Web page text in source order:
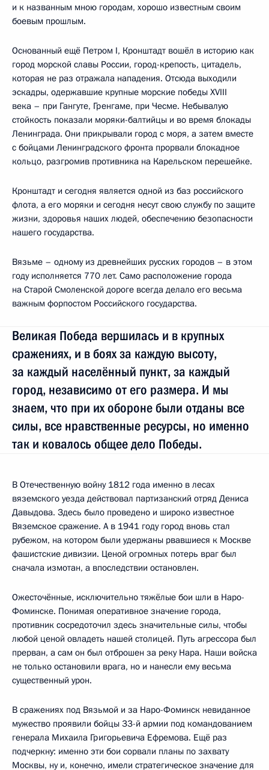
и к названным мною городам, хорошо известным своим
боевым прошлым.
Основанный ещё Петром I, Кронштадт вошёл в историю как
город морской славы России, город-крепость, цитадель,
которая не раз отражала нападения. Отсюда выходили
эскадры, одержавшие крупные морские победы XVIII
века – при Гангуте, Гренгаме, при Чесме. Небывалую
стойкость показали моряки-балтийцы и во время блокады
Ленинграда. Они прикрывали город с моря, а затем вместе
с бойцами Ленинградского фронта прорвали блокадное
кольцо, разгромив противника на Карельском перешейке.
Кронштадт и сегодня является одной из баз российского
флота, а его моряки и сегодня несут свою службу по защите
жизни, здоровья наших людей, обеспечению безопасности
нашего государства.
Вязьме – одному из древнейших русских городов – в этом
году исполняется 770 лет. Само расположение города
на Старой Смоленской дороге всегда делало его весьма
важным форпостом Российского государства.
Великая Победа вершилась и в крупных
сражениях, и в боях за каждую высоту,
за каждый населённый пункт, за каждый
город, независимо от его размера. И мы
знаем, что при их обороне были отданы все
силы, все нравственные ресурсы, но именно
так и ковалось общее дело Победы.
В Отечественную войну 1812 года именно в лесах
вяземского уезда действовал партизанский отряд Дениса
Давыдова. Здесь было проведено и широко известное
Вяземское сражение. А в 1941 году город вновь стал
рубежом, на котором были удержаны рвавшиеся к Москве
фашистские дивизии. Ценой огромных потерь враг был
сначала измотан, а впоследствии остановлен.
Ожесточённые, исключительно тяжёлые бои шли в Наро-
Фоминске. Понимая оперативное значение города,
противник сосредоточил здесь значительные силы, чтобы
любой ценой овладеть нашей столицей. Путь агрессора был
прерван, а сам он был отброшен за реку Нара. Наши войска
не только остановили врага, но и нанесли ему весьма
существенный урон.
В сражениях под Вязьмой и за Наро-Фоминск невиданное
мужество проявили бойцы 33-й армии под командованием
генерала Михаила Григорьевича Ефремова. Ещё раз
подчеркну: именно эти бои сорвали планы по захвату
Москвы, ну и, конечно, имели стратегическое значение для